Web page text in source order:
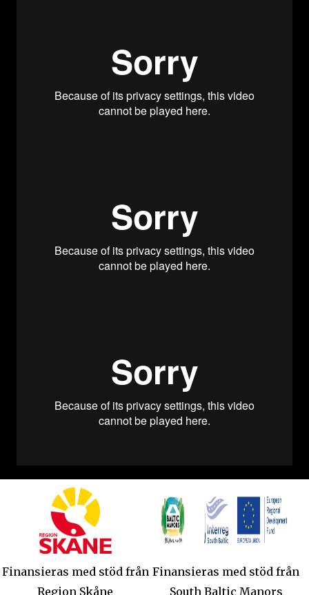
Finansieras med stöd från
Region Skåne
Finansieras med stöd från
South Baltic Manors